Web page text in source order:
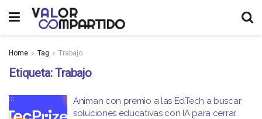
Home Tag Trabajo
Etiqueta:Trabajo
Animan con premio a las EdTech a buscar
soluciones educativas con IA para cerrar